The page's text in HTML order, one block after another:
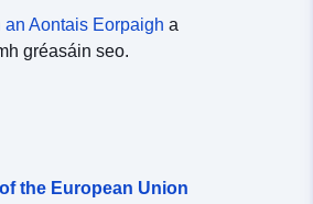
Aontais Eorpaigh a
gréasáin seo.
the European Union